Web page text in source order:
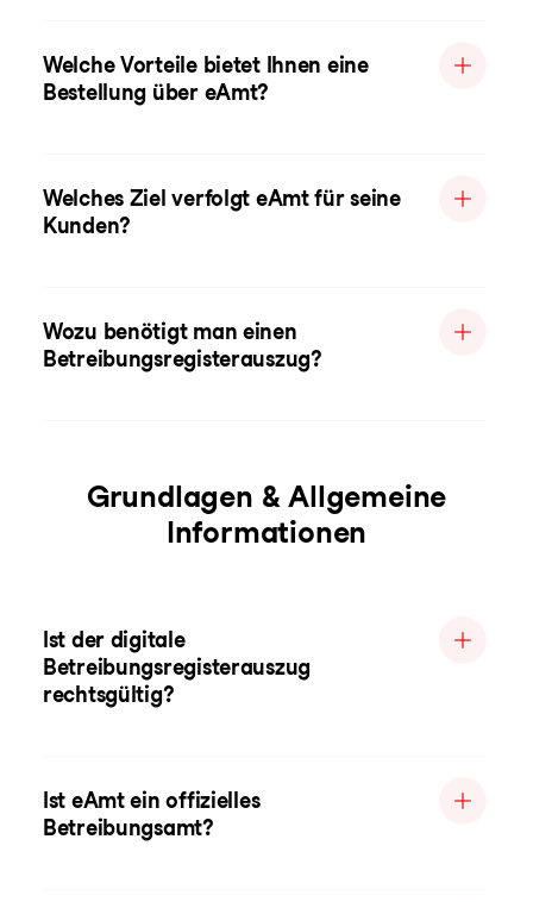
Welche Vorteile bietet Ihnen eine
Bestellung über eAmt?
Welches Ziel verfolgt eAmt für seine
Kunden?
Wozu benötigt man einen
Betreibungsregisterauszug?
Grundlagen & Allgemeine
Informationen
Ist der digitale
Betreibungsregisterauszug
rechtsgültig?
Ist eAmt ein offizielles
Betreibungsamt?